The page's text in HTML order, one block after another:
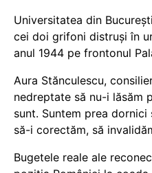
Universitatea din
cei doi grifoni distruși în
anul 1944 pe frontonul
Aura Stănculescu,
nedreptate să nu-i lăsăm
sunt. Suntem prea
să-i corectăm, să
Bugetele reale ale